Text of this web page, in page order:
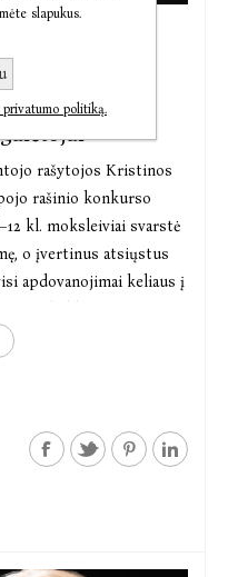
Kristinos
rašinio
rašytojos Kristinos
rašinio konkurso
kl. moksleiviai svarstė
o įvertinus atsiųstus
apdovanojimai keliaus į
išrinktas Vilniaus
klasės moksleivės
slapukus.
politiką.